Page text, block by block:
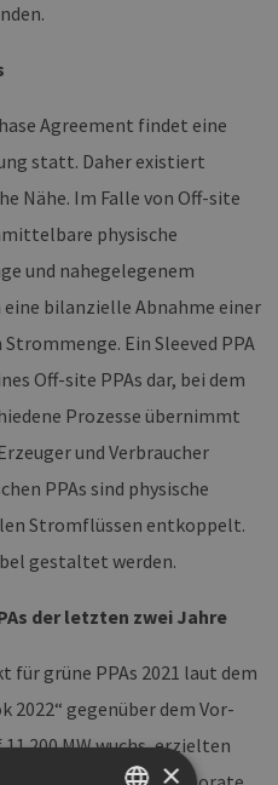
Agreement findet eine
statt. Daher existiert
Nähe. Im Falle von Off-site
physische
und nahegelegenem
bilanzielle Abnahme einer
Ein Sleeved PPA
Off-site PPAs dar, bei dem
Prozesse übernimmt
und Verbraucher
PPAs sind physische
Stromflüssen entkoppelt.
gestaltet werden.
der letzten zwei Jahre
für grüne PPAs 2021 laut dem
2022“ gegenüber dem Vor-
MW wuchs, erzielten
×